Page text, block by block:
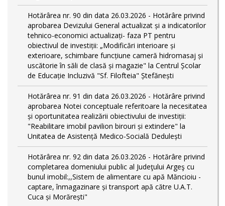
Hotărârea nr. 90 din data 26.03.2026 - Hotărâre privind
aprobarea Devizului General actualizat și a indicatorilor
tehnico-economici actualizați- faza PT pentru
obiectivul de investiții: „Modificări interioare și
exterioare, schimbare funcțiune cameră hidromasaj și
uscătorie în săli de clasă și magazie" la Centrul Școlar
de Educație Incluzivă "Sf. Filofteia" Ștefănești
Hotărârea nr. 91 din data 26.03.2026 - Hotărâre privind
aprobarea Notei conceptuale referitoare la necesitatea
și oportunitatea realizării obiectivului de investiții:
"Reabilitare imobil pavilion birouri și extindere" la
Unitatea de Asistență Medico-Socială Dedulești
Hotărârea nr. 92 din data 26.03.2026 - Hotărâre privind
completarea domeniului public al Judeţului Argeş cu
bunul imobil:,,Sistem de alimentare cu apă Măncioiu -
captare, înmagazinare și transport apă către U.A.T.
Cuca și Morărești"